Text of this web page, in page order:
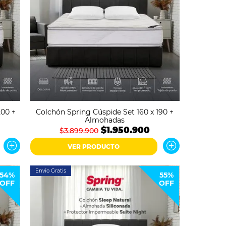
+
Colchón Spring Cúspide Set 160 x 190 +
Almohadas
$3.899.900 $1.950.900
VER PRODUCTO
Envío Gratis
55%
OFF